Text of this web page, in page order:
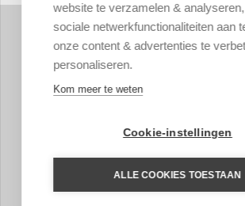
website te verzamelen &
sociale netwerkfunctionaliteiten aan
onze content & advertenties te
personaliseren.
Kom meer te weten
Cookie-instellingen
ALLE COOKIES TOESTAAN